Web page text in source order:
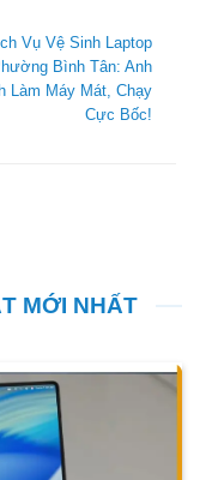
Vụ Vệ Sinh Laptop
Bình Tân: Anh
Làm Máy Mát, Chạy
Cực Bốc!
MỚI NHẤT